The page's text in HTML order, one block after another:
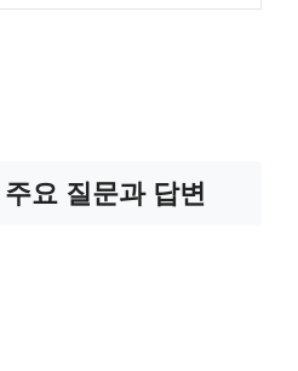
요 질문과 답변